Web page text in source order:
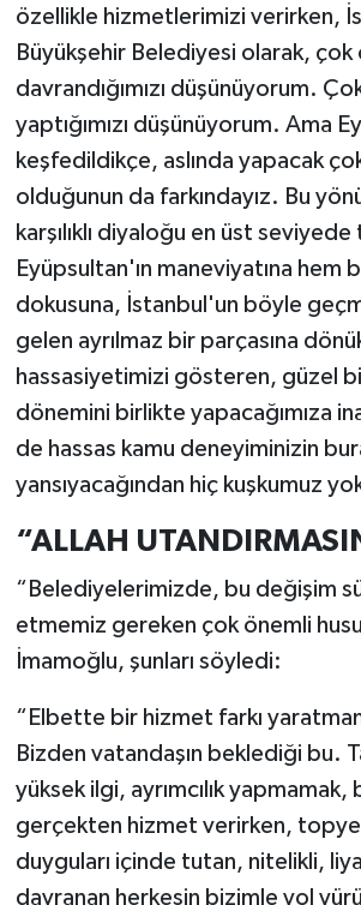
özellikle hizmetlerimizi verirken,
Büyükşehir Belediyesi olarak,
davrandığımızı düşünüyorum.
yaptığımızı düşünüyorum. Ama
keşfedildikçe, aslında yapacak
olduğunun da farkındayız. Bu
karşılıklı diyaloğu en üst
Eyüpsultan'ın maneviyatına hem
dokusuna, İstanbul'un böyle
gelen ayrılmaz bir parçasına
hassasiyetimizi gösteren, güzel
dönemini birlikte yapacağımıza
de hassas kamu deneyiminizin
yansıyacağından hiç kuşkumuz
“ALLAH
“Belediyelerimizde, bu değişim
etmemiz gereken çok önemli
İmamoğlu, şunları söyledi:
“Elbette bir hizmet farkı
Bizden vatandaşın beklediği bu.
yüksek ilgi, ayrımcılık yapmamak,
gerçekten hizmet verirken,
duyguları içinde tutan, nitelikli,
davranan herkesin bizimle yol